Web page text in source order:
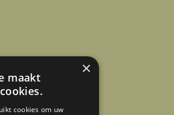
×
maakt
cookies om uw